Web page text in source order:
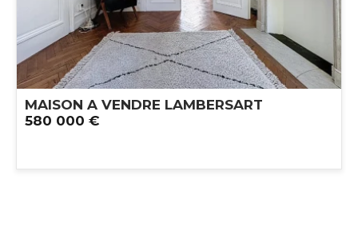
MAISON A VENDRE LAMBERSART
580 000 €